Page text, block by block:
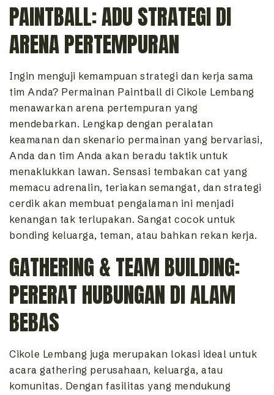
PAINTBALL: ADU STRATEGI DI
ARENA PERTEMPURAN
Ingin menguji kemampuan strategi dan kerja sama
tim Anda? Permainan Paintball di Cikole Lembang
menawarkan arena pertempuran yang
mendebarkan. Lengkap dengan peralatan
keamanan dan skenario permainan yang bervariasi,
Anda dan tim Anda akan beradu taktik untuk
menaklukkan lawan. Sensasi tembakan cat yang
memacu adrenalin, teriakan semangat, dan strategi
cerdik akan membuat pengalaman ini menjadi
kenangan tak terlupakan. Sangat cocok untuk
bonding keluarga, teman, atau bahkan rekan kerja.
GATHERING & TEAM BUILDING:
PERERAT HUBUNGAN DI ALAM
BEBAS
Cikole Lembang juga merupakan lokasi ideal untuk
acara gathering perusahaan, keluarga, atau
komunitas. Dengan fasilitas yang mendukung